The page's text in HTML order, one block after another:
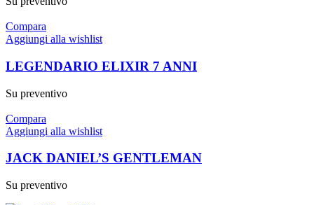
Compara
Aggiungi alla wishlist
LEGENDARIO ELIXIR 7 ANNI
Su preventivo
Compara
Aggiungi alla wishlist
JACK DANIEL’S GENTLEMAN
Su preventivo